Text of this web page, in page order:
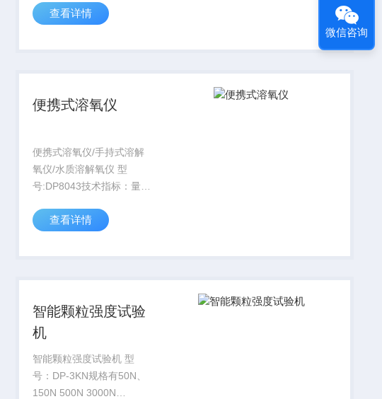
范围内）● 坚固、长寿命的
线性度好、 读数稳定
查看详情
便携式溶氧仪
便携式溶氧仪/手持式溶解
氧仪/水质溶解氧仪 型
号:DP8043技术指标：量程
0.0~199.9%（0.00~19.99PPm）
of 0.01ppm 0.1℃/0...
查看详情
智能颗粒强度试验
机
智能颗粒强度试验机 型
号：DP-3KN规格有50N、
150N 500N 3000N
微信咨询